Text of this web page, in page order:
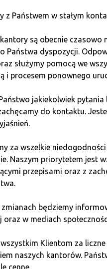
swoją wiedzę i
takie jak
kont, korzystanie z kart
jak Promocal.pl.
z takich ofert może
– trudne
dynamicznie
w grach, które
z Państwem w stałym
są obecnie czasowo
Państwa dyspozycji.
służymy pomocą we
i procesem ponownego
jakiekolwiek
do kontaktu.
za wszelkie
Naszym priorytetem jest
przepisami oraz z
zmianach będziemy
oraz w mediach
Klientom za
naszych kantorów.
cenne.